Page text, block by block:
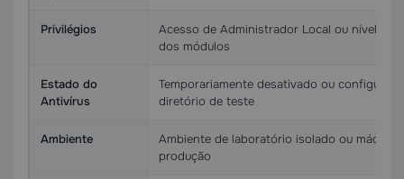
Privilégios
Acesso de Administrador Local ou nível
dos módulos
Estado do
Antivírus
Temporariamente desativado ou
diretório de teste
Ambiente
Ambiente de laboratório isolado ou
produção